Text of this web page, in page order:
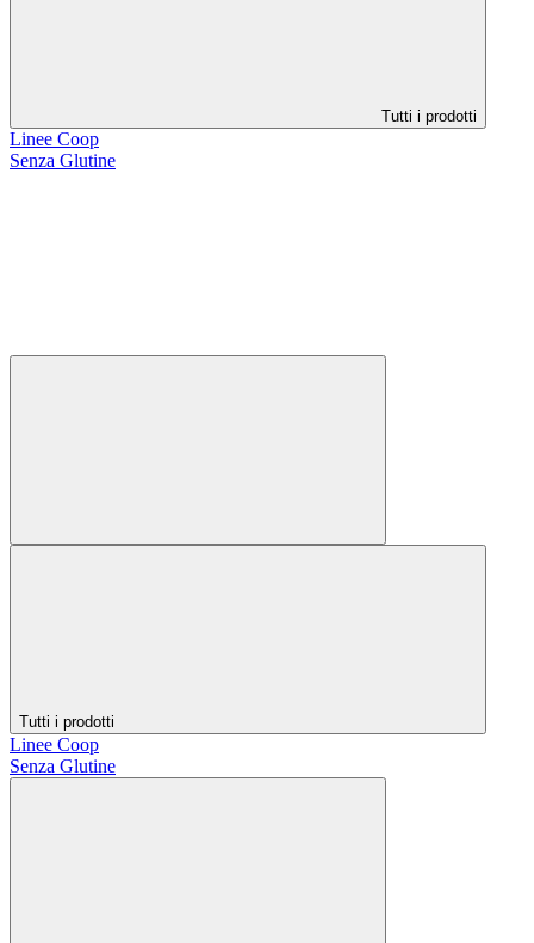
Tutti i prodotti
Linee Coop
Senza Glutine
Tutti i prodotti
Linee Coop
Senza Glutine